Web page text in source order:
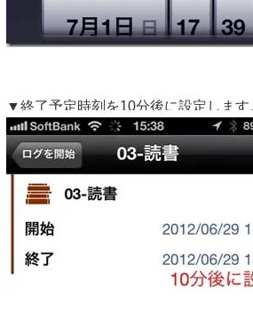
▼終了予定時刻を10分後に設定します